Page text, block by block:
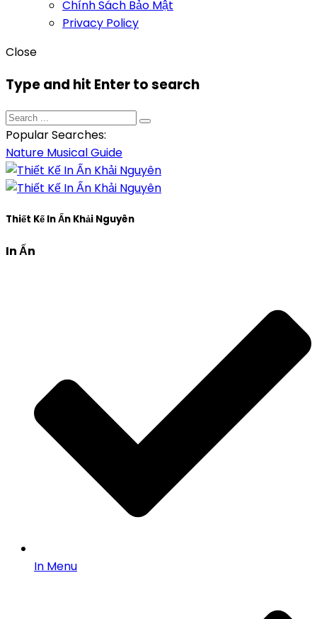
Chính Sách Bảo Mật
Privacy Policy
Close
Type and hit Enter to search
Popular Searches:
Nature MusicalGuide
Thiết Kế In Ấn Khải Nguyên
In Ấn
In Menu